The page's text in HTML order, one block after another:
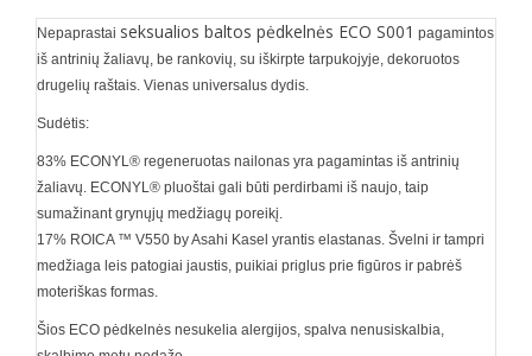
Nepaprastai seksualios baltos pėdkelnės ECO S001 pagamintos
iš antrinių žaliavų, be rankovių, su iškirpte tarpukojyje, dekoruotos
drugelių raštais. Vienas universalus dydis.
Sudėtis:
83% ECONYL® regeneruotas nailonas yra pagamintas iš antrinių
žaliavų. ECONYL® pluoštai gali būti perdirbami iš naujo, taip
sumažinant grynųjų medžiagų poreikį.
17% ROICA ™ V550 by Asahi Kasel yrantis elastanas. Švelni ir tampri
medžiaga leis patogiai jaustis, puikiai priglus prie figūros ir pabrėš
moteriškas formas.
Šios ECO pėdkelnės nesukelia alergijos, spalva nenusiskalbia,